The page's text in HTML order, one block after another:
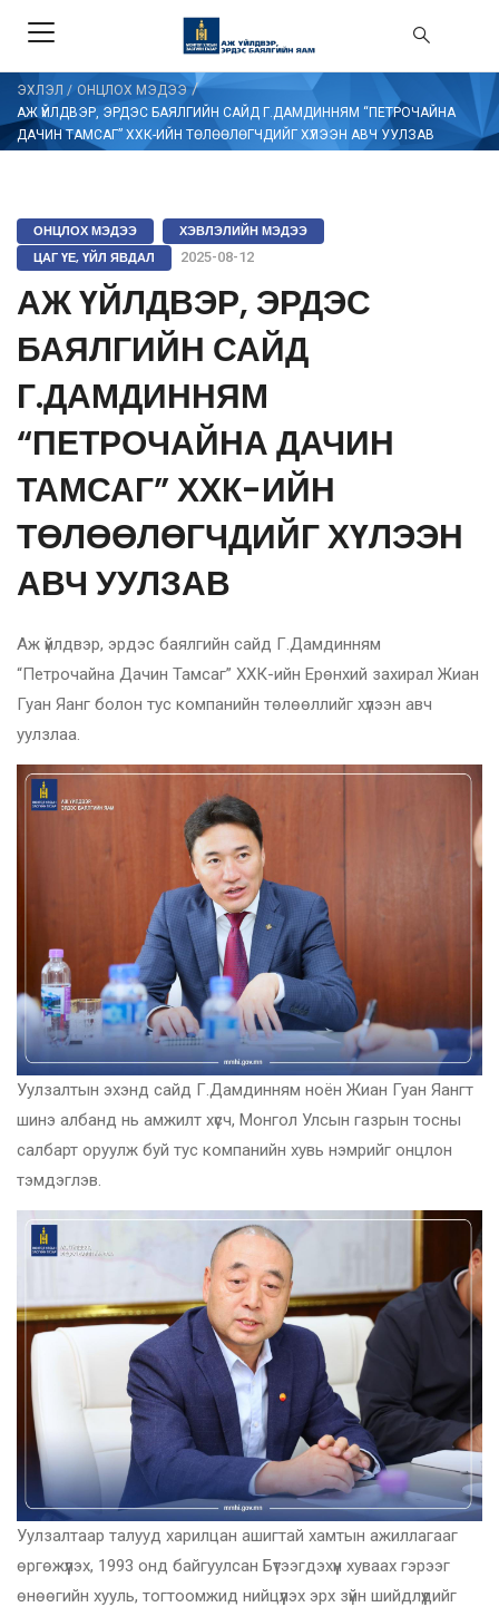
ЭХЛЭЛ / ОНЦЛОХ МЭДЭЭ/
АЖ ҮЙЛДВЭР, ЭРДЭС БАЯЛГИЙН САЙД Г.ДАМДИННЯМ “ПЕТРОЧАЙНА
ДАЧИН ТАМСАГ” ХХК-ИЙН ТӨЛӨӨЛӨГЧДИЙГ ХҮЛЭЭН АВЧ УУЛЗАВ
ОНЦЛОХ МЭДЭЭ
ХЭВЛЭЛИЙН МЭДЭЭ
ЦАГ ҮЕ, ҮЙЛ ЯВДАЛ
2025-08-12
АЖ ҮЙЛДВЭР, ЭРДЭС
БАЯЛГИЙН САЙД
Г.ДАМДИННЯМ
“ПЕТРОЧАЙНА ДАЧИН
ТАМСАГ” ХХК-ИЙН
ТӨЛӨӨЛӨГЧДИЙГ ХҮЛЭЭН
АВЧ УУЛЗАВ
Аж үйлдвэр, эрдэс баялгийн сайд Г.Дамдинням
“Петрочайна Дачин Тамсаг” ХХК-ийн Ерөнхий захирал Жиан
Гуан Яанг болон тус компанийн төлөөллийг хүлээн авч
уулзлаа.
Уулзалтын эхэнд сайд Г.Дамдинням ноён Жиан Гуан Яангт
шинэ албанд нь амжилт хүсч, Монгол Улсын газрын тосны
салбарт оруулж буй тус компанийн хувь нэмрийг онцлон
тэмдэглэв.
Уулзалтаар талууд харилцан ашигтай хамтын ажиллагааг
өргөжүүлэх, 1993 онд байгуулсан Бүтээгдэхүүн хуваах гэрээг
өнөөгийн хууль, тогтоомжид нийцүүлэх эрх зүйн шийдлүүдийг